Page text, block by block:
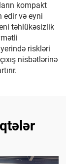
kompakt
və eyni
təhlükəsizlik
riskləri
nisbətlərinə